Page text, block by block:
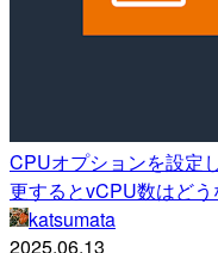
CPUオプションを設定
更するとvCPU数はど
katsumata
2025.06.13